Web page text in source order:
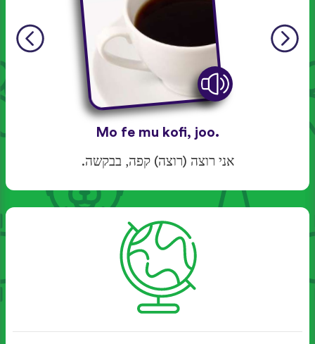
Mo fe mu kofi, joo.
אני רוצה (רוצה) קפה, בבקשה.